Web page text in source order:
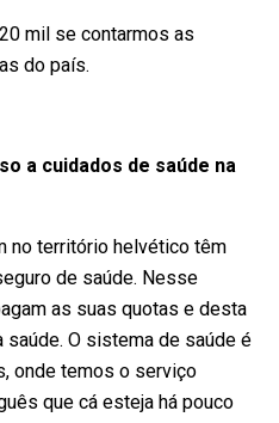
mil se contarmos as
do país.
a cuidados de saúde na
no território helvético têm
de saúde. Nesse
as suas quotas e desta
O sistema de saúde é
onde temos o serviço
que cá esteja há pouco